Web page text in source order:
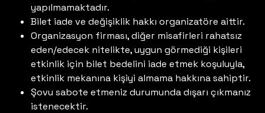
yapılmamaktadır.
Bilet iade ve değişiklik hakkı organizatöre aittir.
Organizasyon firması, diğer misafirleri rahatsız
eden/edecek nitelikte, uygun görmediği kişileri
etkinlik için bilet bedelini iade etmek koşuluyla,
etkinlik mekanına kişiyi almama hakkına sahiptir.
Şovu sabote etmeniz durumunda dışarı çıkmanız
istenecektir.